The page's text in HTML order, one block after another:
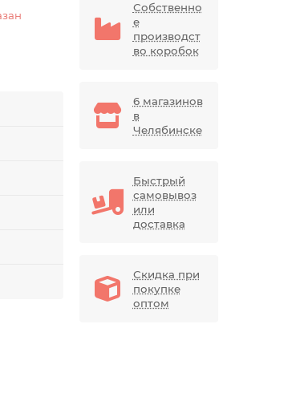
Собственно
е
производст
во коробок
6 магазинов
в
Челябинске
Быстрый
самовывоз
или
доставка
Скидка при
покупке
оптом